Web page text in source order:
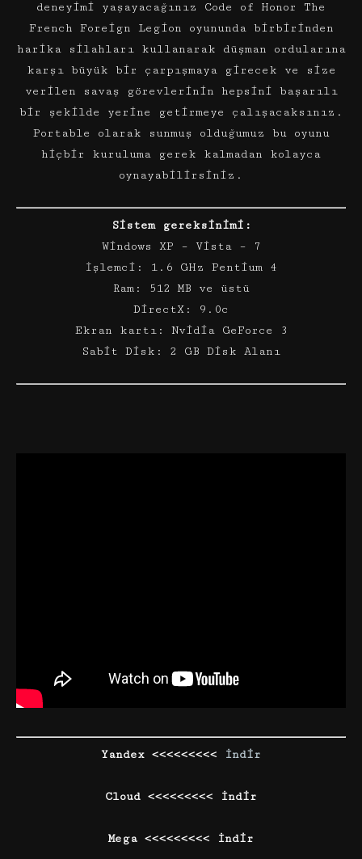
deneyimi yaşayacağınız Code of Honor The
French Foreign Legion oyununda birbirinden
harika silahları kullanarak düşman ordularına
karşı büyük bir çarpışmaya girecek ve size
verilen savaş görevlerinin hepsini başarılı
bir şekilde yerine getirmeye çalışacaksınız.
Portable olarak sunmuş olduğumuz bu oyunu
hiçbir kuruluma gerek kalmadan kolayca
oynayabilirsiniz.
Sistem gereksinimi:
Windows XP – Vista – 7
İşlemci: 1.6 GHz Pentium 4
Ram: 512 MB ve üstü
DirectX: 9.0c
Ekran kartı: Nvidia GeForce 3
Sabit Disk: 2 GB Disk Alanı
Yandex <<<<<<<<< İndir
Cloud <<<<<<<<< İndir
Mega <<<<<<<<< İndir